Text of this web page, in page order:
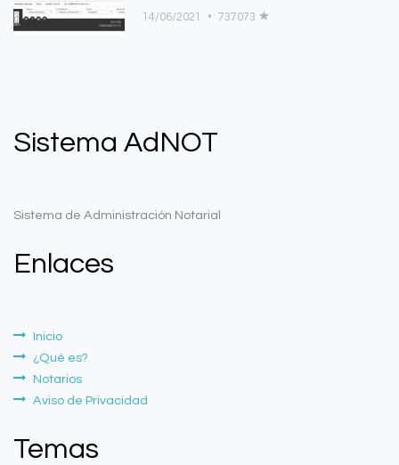
14/06/2021 • 737073
Sistema AdNOT
Sistema de Administración Notarial
Enlaces
Inicio
¿Qué es?
Notarios
Aviso de Privacidad
Temas